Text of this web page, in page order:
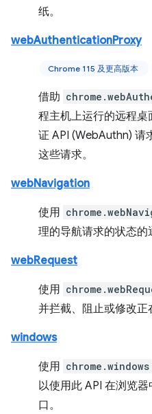
纸。
webAuthenticationProxy
Chrome 115 及更高版本
借助
程主机上运行的远程
证 API (WebAuthn) 请
这些请求。
webNavigation
使用
理的导航请求的状态的
webRequest
使用
并拦截、阻止或修改正
windows
使用 chrome.windows
以使用此 API 在浏览
口。